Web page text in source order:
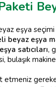
eşya
beyaz eşya
satıcıları,
bulaşık
etmeniz